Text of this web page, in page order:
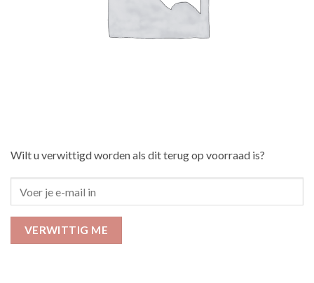
Wilt u verwittigd worden als dit terug op voorraad is?
VERWITTIG ME